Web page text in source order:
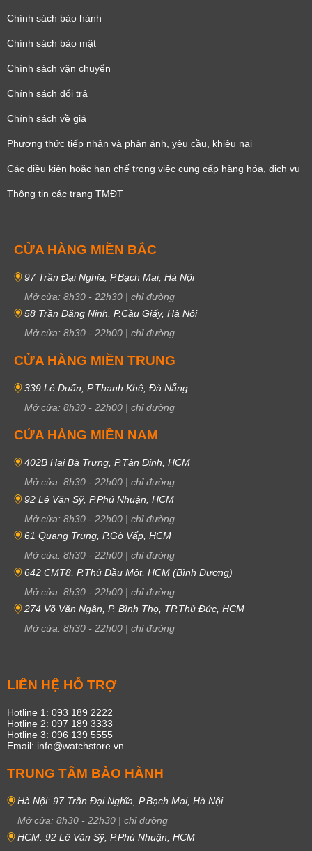
Chính sách bảo hành
Chính sách bảo mật
Chính sách vận chuyển
Chính sách đổi trả
Chính sách về giá
Phương thức tiếp nhận và phản ánh, yêu cầu, khiêu nại
Các điều kiện hoặc hạn chế trong việc cung cấp hàng hóa, dịch vụ
Thông tin các trang TMĐT
CỬA HÀNG MIỀN BẮC
97 Trần Đại Nghĩa, P.Bạch Mai, Hà Nội
Mở cửa: 8h30 - 22h30 | chỉ đường
58 Trần Đăng Ninh, P.Cầu Giấy, Hà Nội
Mở cửa: 8h30 - 22h00 | chỉ đường
CỬA HÀNG MIỀN TRUNG
339 Lê Duẩn, P.Thanh Khê, Đà Nẵng
Mở cửa: 8h30 - 22h00 | chỉ đường
CỬA HÀNG MIỀN NAM
402B Hai Bà Trưng, P.Tân Định, HCM
Mở cửa: 8h30 - 22h00 | chỉ đường
92 Lê Văn Sỹ, P.Phú Nhuận, HCM
Mở cửa: 8h30 - 22h00 | chỉ đường
61 Quang Trung, P.Gò Vấp, HCM
Mở cửa: 8h30 - 22h00 | chỉ đường
642 CMT8, P.Thủ Dầu Một, HCM (Bình Dương)
Mở cửa: 8h30 - 22h00 | chỉ đường
274 Võ Văn Ngân, P. Bình Thọ, TP.Thủ Đức, HCM
Mở cửa: 8h30 - 22h00 | chỉ đường
LIÊN HỆ HỖ TRỢ
Hotline 1: 093 189 2222
Hotline 2: 097 189 3333
Hotline 3: 096 139 5555
Email: info@watchstore.vn
TRUNG TÂM BẢO HÀNH
Hà Nội: 97 Trần Đại Nghĩa, P.Bạch Mai, Hà Nội
Mở cửa: 8h30 - 22h30 | chỉ đường
HCM: 92 Lê Văn Sỹ, P.Phú Nhuận, HCM